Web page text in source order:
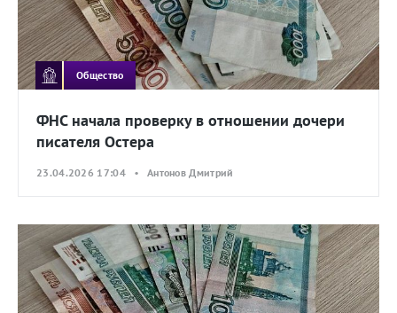
Общество
ФНС начала проверку в отношении дочери
писателя Остера
23.04.2026 17:04 • Антонов Дмитрий